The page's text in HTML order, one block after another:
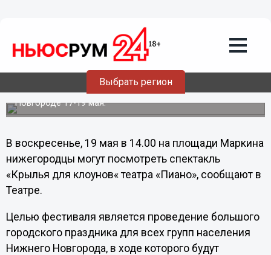
Выбрать регион
Театр «Пиано» сыграет спектакль
«Крылья для Клоунов» на уличной
площадке в Нижнем Новгороде
Спектакль будет дан в рамках культурной программы
Российско-Германского уличного фестиваля «На
Рождественской», который пройдет в Нижнем
Новгороде 17-19 мая.
В воскресенье, 19 мая в 14.00 на площади Маркина
нижегородцы могут посмотреть спектакль
«Крылья для клоунов« театра «Пиано», сообщают в
Театре.
Целью фестиваля является проведение большого
городского праздника для всех групп населения
Нижнего Новгорода, в ходе которого будут